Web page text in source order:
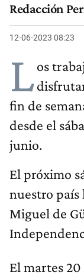
Redacción
12-06-2023 08:23
Los
fin de
desde el
junio.
El próximo
nuestro
Miguel de
El martes